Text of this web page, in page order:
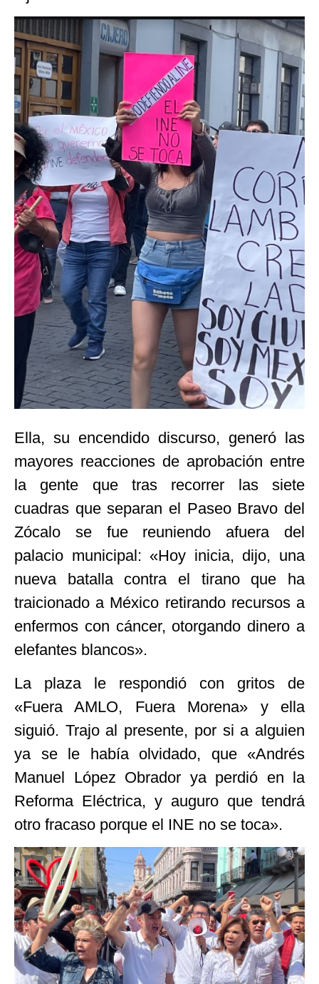
Ella, su encendido discurso, generó las
mayores reacciones de aprobación entre
la gente que tras recorrer las siete
cuadras que separan el Paseo Bravo del
Zócalo se fue reuniendo afuera del
palacio municipal: «Hoy inicia, dijo, una
nueva batalla contra el tirano que ha
traicionado a México retirando recursos a
enfermos con cáncer, otorgando dinero a
elefantes blancos».
La plaza le respondió con gritos de
«Fuera AMLO, Fuera Morena» y ella
siguió. Trajo al presente, por si a alguien
ya se le había olvidado, que «Andrés
Manuel López Obrador ya perdió en la
Reforma Eléctrica, y auguro que tendrá
otro fracaso porque el INE no se toca».